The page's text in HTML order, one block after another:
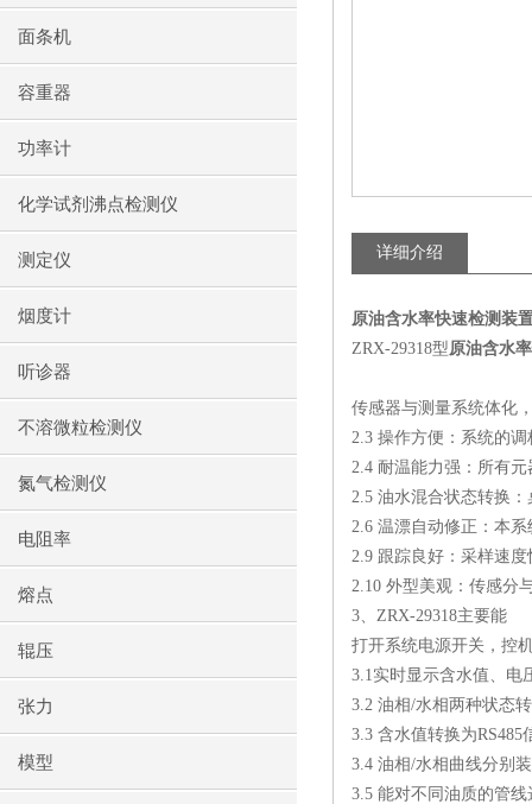
面条机
容重器
功率计
化学试剂沸点检测仪
测定仪
烟度计
听诊器
不溶微粒检测仪
氮气检测仪
电阻率
熔点
辊压
张力
模型
详细介绍
原油含水率快速检测装
ZRX-29318型原油含水
传感器与测量系统体化
2.3 操作方便：系统的
2.4 耐温能力强：所有
2.5 油水混合状态转换
2.6 温漂自动修正：本
2.9 跟踪良好：采样速
2.10 外型美观：传感分
3、ZRX-29318主要能
打开系统电源开关，控
3.1实时显示含水值、电
3.2 油相/水相两种状态
3.3 含水值转换为RS485
3.4 油相/水相曲线分别
3.5 能对不同油质的管